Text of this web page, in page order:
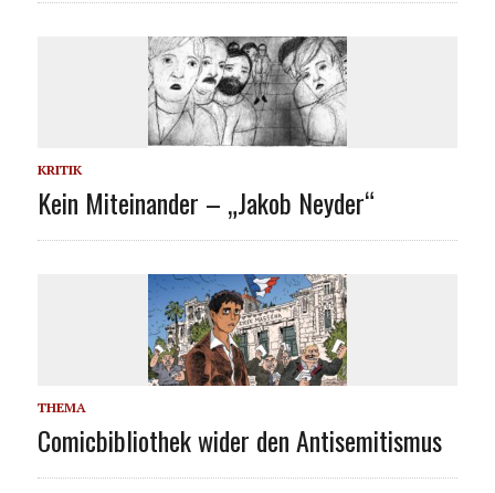
KRITIK
Kein Miteinander – „Jakob Neyder“
THEMA
Comicbibliothek wider den Antisemitismus